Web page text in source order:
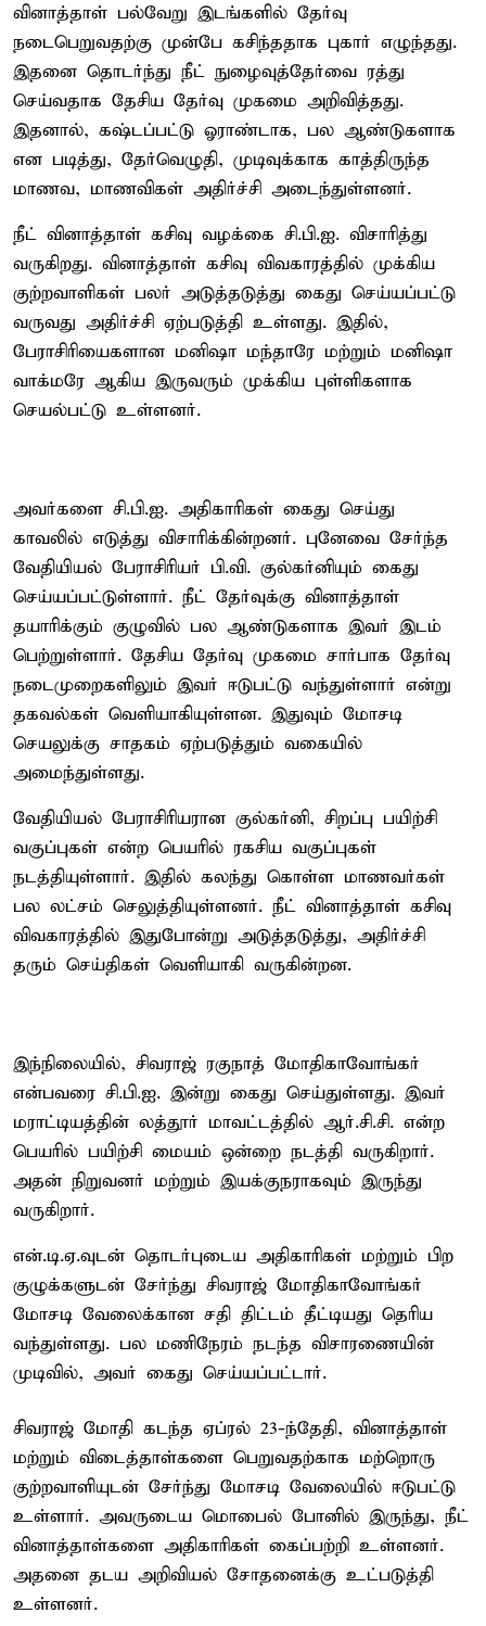
வினாத்தாள் பல்வேறு இடங்களில் தேர்வு
நடைபெறுவதற்கு முன்பே கசிந்ததாக புகார் எழுந்தது.
இதனை தொடர்ந்து நீட் நுழைவுத்தேர்வை ரத்து
செய்வதாக தேசிய தேர்வு முகமை அறிவித்தது.
இதனால், கஷ்டப்பட்டு ஓராண்டாக, பல ஆண்டுகளாக
என படித்து, தேர்வெழுதி, முடிவுக்காக காத்திருந்த
மாணவ, மாணவிகள் அதிர்ச்சி அடைந்துள்ளனர்.
நீட் வினாத்தாள் கசிவு வழக்கை சி.பி.ஐ. விசாரித்து
வருகிறது. வினாத்தாள் கசிவு விவகாரத்தில் முக்கிய
குற்றவாளிகள் பலர் அடுத்தடுத்து கைது செய்யப்பட்டு
வருவது அதிர்ச்சி ஏற்படுத்தி உள்ளது. இதில்,
பேராசிரியைகளான மனிஷா மந்தாரே மற்றும் மனிஷா
வாக்மரே ஆகிய இருவரும் முக்கிய புள்ளிகளாக
செயல்பட்டு உள்ளனர்.
அவர்களை சி.பி.ஐ. அதிகாரிகள் கைது செய்து
காவலில் எடுத்து விசாரிக்கின்றனர். புனேவை சேர்ந்த
வேதியியல் பேராசிரியர் பி.வி. குல்கர்னியும் கைது
செய்யப்பட்டுள்ளார். நீட் தேர்வுக்கு வினாத்தாள்
தயாரிக்கும் குழுவில் பல ஆண்டுகளாக இவர் இடம்
பெற்றுள்ளார். தேசிய தேர்வு முகமை சார்பாக தேர்வு
நடைமுறைகளிலும் இவர் ஈடுபட்டு வந்துள்ளார் என்று
தகவல்கள் வெளியாகியுள்ளன. இதுவும் மோசடி
செயலுக்கு சாதகம் ஏற்படுத்தும் வகையில்
அமைந்துள்ளது.
வேதியியல் பேராசிரியரான குல்கர்னி, சிறப்பு பயிற்சி
வகுப்புகள் என்ற பெயரில் ரகசிய வகுப்புகள்
நடத்தியுள்ளார். இதில் கலந்து கொள்ள மாணவர்கள்
பல லட்சம் செலுத்தியுள்ளனர். நீட் வினாத்தாள் கசிவு
விவகாரத்தில் இதுபோன்று அடுத்தடுத்து, அதிர்ச்சி
தரும் செய்திகள் வெளியாகி வருகின்றன.
இந்நிலையில், சிவராஜ் ரகுநாத் மோதிகாவோங்கர்
என்பவரை சி.பி.ஐ. இன்று கைது செய்துள்ளது. இவர்
மராட்டியத்தின் லத்தூர் மாவட்டத்தில் ஆர்.சி.சி. என்ற
பெயரில் பயிற்சி மையம் ஒன்றை நடத்தி வருகிறார்.
அதன் நிறுவனர் மற்றும் இயக்குநராகவும் இருந்து
வருகிறார்.
என்.டி.ஏ.வுடன் தொடர்புடைய அதிகாரிகள் மற்றும் பிற
குழுக்களுடன் சேர்ந்து சிவராஜ் மோதிகாவோங்கர்
மோசடி வேலைக்கான சதி திட்டம் தீட்டியது தெரிய
வந்துள்ளது. பல மணிநேரம் நடந்த விசாரணையின்
முடிவில், அவர் கைது செய்யப்பட்டார்.
சிவராஜ் மோதி கடந்த ஏப்ரல் 23-ந்தேதி, வினாத்தாள்
மற்றும் விடைத்தாள்களை பெறுவதற்காக மற்றொரு
குற்றவாளியுடன் சேர்ந்து மோசடி வேலையில் ஈடுபட்டு
உள்ளார். அவருடைய மொபைல் போனில் இருந்து, நீட்
வினாத்தாள்களை அதிகாரிகள் கைப்பற்றி உள்ளனர்.
அதனை தடய அறிவியல் சோதனைக்கு உட்படுத்தி
உள்ளனர்.